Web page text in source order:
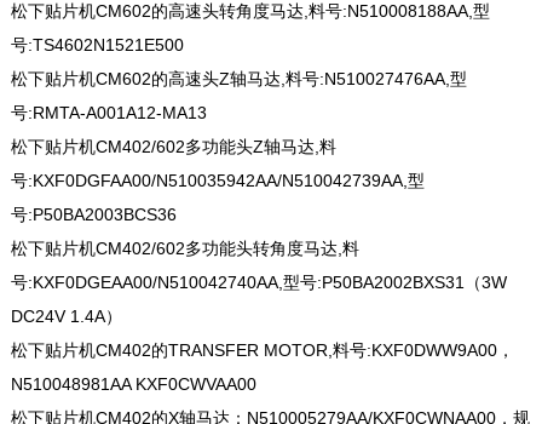
松下贴片机CM602的高速头转角度马达,料号:N510008188AA,型
号:TS4602N1521E500
松下贴片机CM602的高速头Z轴马达,料号:N510027476AA,型
号:RMTA-A001A12-MA13
松下贴片机CM402/602多功能头Z轴马达,料
号:KXF0DGFAA00/N510035942AA/N510042739AA,型
号:P50BA2003BCS36
松下贴片机CM402/602多功能头转角度马达,料
号:KXF0DGEAA00/N510042740AA,型号:P50BA2002BXS31（3W
DC24V 1.4A）
松下贴片机CM402的TRANSFER MOTOR,料号:KXF0DWW9A00，
N510048981AA KXF0CWVAA00
松下贴片机CM402的X轴马达：N510005279AA/KXF0CWNAA00，规